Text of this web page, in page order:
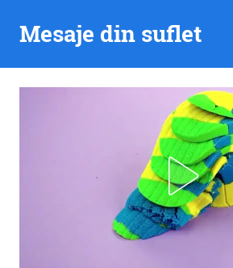
Mesaje din suflet